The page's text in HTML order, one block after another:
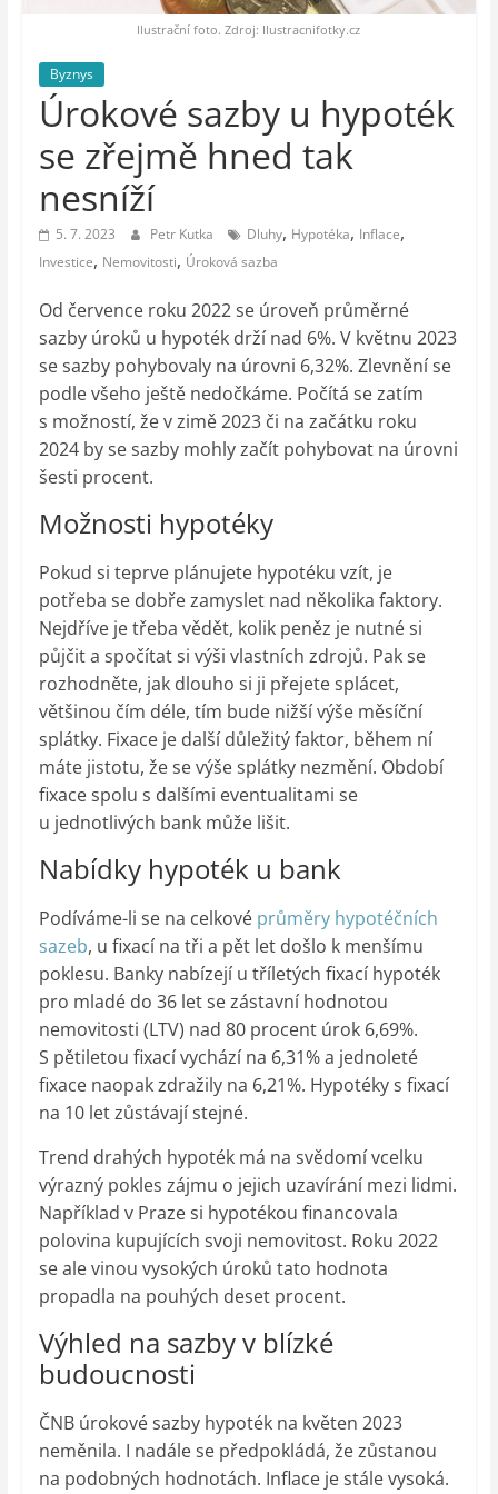
vesmír
Ilustrační foto. Zdroj: Ilustracnifotky.cz
Byznys
Úrokové sazby u hypoték
se zřejmě hned tak
nesníží
5. 7. 2023 Petr Kutka Dluhy, Hypotéka, Inflace,
Investice, Nemovitosti, Úroková sazba
Od července roku 2022 se úroveň průměrné
sazby úroků u hypoték drží nad 6%. V květnu 2023
se sazby pohybovaly na úrovni 6,32%. Zlevnění se
podle všeho ještě nedočkáme. Počítá se zatím
s možností, že v zimě 2023 či na začátku roku
2024 by se sazby mohly začít pohybovat na úrovni
šesti procent.
Možnosti hypotéky
Pokud si teprve plánujete hypotéku vzít, je
potřeba se dobře zamyslet nad několika faktory.
Nejdříve je třeba vědět, kolik peněz je nutné si
půjčit a spočítat si výši vlastních zdrojů. Pak se
rozhodněte, jak dlouho si ji přejete splácet,
většinou čím déle, tím bude nižší výše měsíční
splátky. Fixace je další důležitý faktor, během ní
máte jistotu, že se výše splátky nezmění. Období
fixace spolu s dalšími eventualitami se
u jednotlivých bank může lišit.
Nabídky hypoték u bank
Podíváme-li se na celkové průměry hypotéčních
sazeb, u fixací na tři a pět let došlo k menšímu
poklesu. Banky nabízejí u tříletých fixací hypoték
pro mladé do 36 let se zástavní hodnotou
nemovitosti (LTV) nad 80 procent úrok 6,69%.
S pětiletou fixací vychází na 6,31% a jednoleté
fixace naopak zdražily na 6,21%. Hypotéky s fixací
na 10 let zůstávají stejné.
Trend drahých hypoték má na svědomí vcelku
výrazný pokles zájmu o jejich uzavírání mezi lidmi.
Například v Praze si hypotékou financovala
polovina kupujících svoji nemovitost. Roku 2022
se ale vinou vysokých úroků tato hodnota
propadla na pouhých deset procent.
Výhled na sazby v blízké
budoucnosti
ČNB úrokové sazby hypoték na květen 2023
neměnila. I nadále se předpokládá, že zůstanou
na podobných hodnotách. Inflace je stále vysoká.